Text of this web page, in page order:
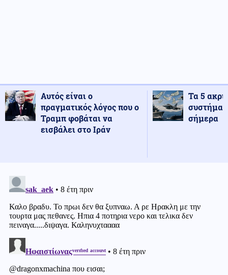
Αυτός είναι ο
πραγματικός λόγος που ο
Τραμπ φοβάται να
εισβάλει στο Ιράν
Τα 5
σήμερα